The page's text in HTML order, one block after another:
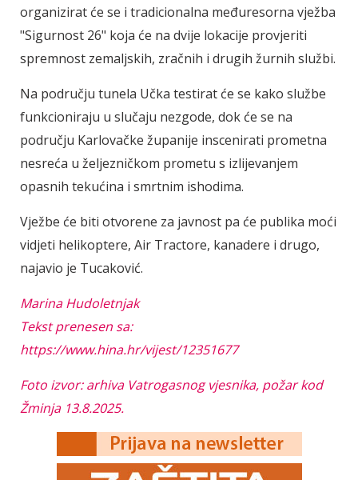
organizirat će se i tradicionalna međuresorna vježba
"Sigurnost 26" koja će na dvije lokacije provjeriti
spremnost zemaljskih, zračnih i drugih žurnih službi.
Na području tunela Učka testirat će se kako službe
funkcioniraju u slučaju nezgode, dok će se na
području Karlovačke županije inscenirati prometna
nesreća u željezničkom prometu s izlijevanjem
opasnih tekućina i smrtnim ishodima.
Vježbe će biti otvorene za javnost pa će publika moći
vidjeti helikoptere, Air Tractore, kanadere i drugo,
najavio je Tucaković.
Marina Hudoletnjak
Tekst prenesen sa:
https://www.hina.hr/vijest/12351677
Foto izvor: arhiva Vatrogasnog vjesnika, požar kod
Žminja 13.8.2025.